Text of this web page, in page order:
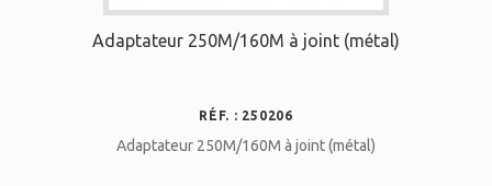
Adaptateur 250M/160M à joint (métal)
RÉF. : 250206
Adaptateur 250M/160M à joint (métal)